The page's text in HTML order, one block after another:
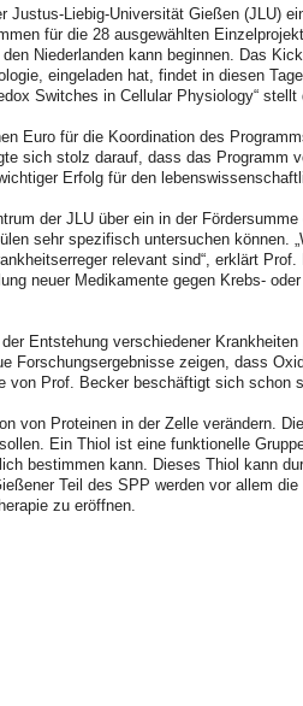
Justus-Liebig-Universität Gießen (JLU)
für die 28 ausgewählten
Niederlanden kann beginnen. Das
eingeladen hat, findet in diesen
Switches in Cellular Physiology“
Euro für die Koordination des
sich stolz darauf, dass das Programm
Erfolg für den
der JLU über ein in der
sehr spezifisch untersuchen können.
relevant sind“, erklärt
neuer Medikamente gegen Krebs-
Entstehung verschiedener
zeigen, dass
von Prof. Becker beschäftigt sich schon
von Proteinen in der Zelle verändern.
Ein Thiol ist eine funktionelle
bestimmen kann. Dieses Thiol kann
Teil des SPP werden vor allem
zu eröffnen.